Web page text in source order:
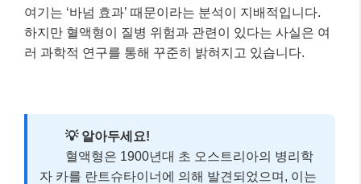
여기는 ‘바넘 효과’ 때문이라는 분석이 지배적입니다.
하지만 혈액형이 질병 위험과 관련이 있다는 사실은 여
러 과학적 연구를 통해 꾸준히 밝혀지고 있습니다.
💡 알아두세요!
혈액형은 1900년대 초 오스트리아의 병리학
자 카를 란트슈타이너에 의해 발견되었으며, 이는